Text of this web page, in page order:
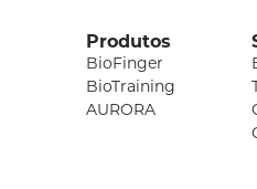
Produtos
BioFinger
BioTraining
AURORA